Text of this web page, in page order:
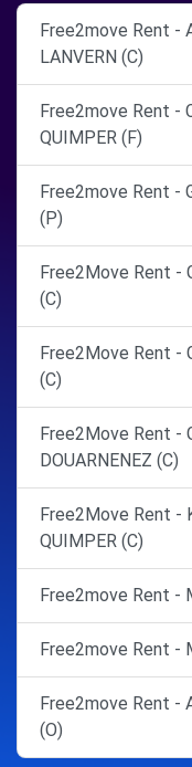
Free2move Rent -
LANVERN (C)
Free2move Rent -
QUIMPER (F)
Free2move Rent -
(P)
Free2Move Rent -
(C)
Free2Move Rent -
(C)
Free2Move Rent -
DOUARNENEZ (C)
Free2Move Rent -
QUIMPER (C)
Free2move Rent -
Free2move Rent -
Free2move Rent -
(O)